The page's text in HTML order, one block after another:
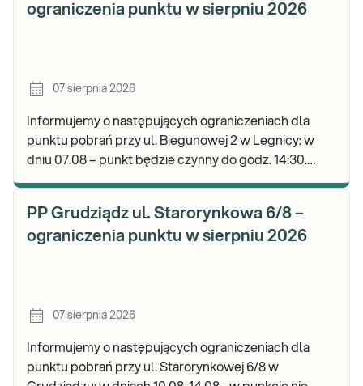
ograniczenia punktu w sierpniu 2026
07 sierpnia 2026
Informujemy o następujących ograniczeniach dla
punktu pobrań przy ul. Biegunowej 2 w Legnicy: w
dniu 07.08 – punkt będzie czynny do godz. 14:30.
PP Grudziądz ul. Starorynkowa 6/8 –
ograniczenia punktu w sierpniu 2026
07 sierpnia 2026
Informujemy o następujących ograniczeniach dla
punktu pobrań przy ul. Starorynkowej 6/8 w